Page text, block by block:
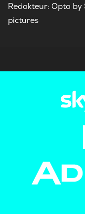
Redakteur: Opta
pictures